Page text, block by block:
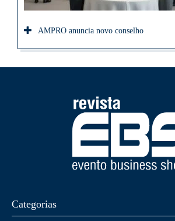
AMPRO anuncia novo conselho
Categorias